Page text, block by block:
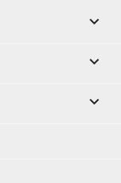


